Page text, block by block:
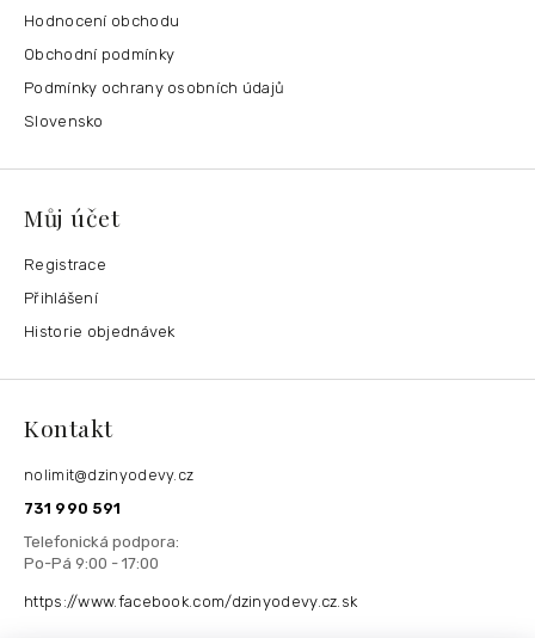
Hodnocení obchodu
Obchodní podmínky
Podmínky ochrany osobních údajů
Slovensko
Můj účet
Registrace
Přihlášení
Historie objednávek
Kontakt
nolimit@dzinyodevy.cz
731 990 591
https://www.facebook.com/dzinyodevy.cz.sk